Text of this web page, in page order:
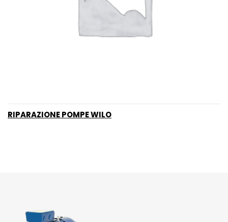
RIPARAZIONE POMPE WILO